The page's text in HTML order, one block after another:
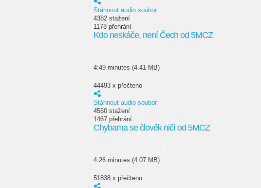
Stáhnout audio soubor
4382 stažení
1178 přehrání
Kdo neskáče, není Čech od 5MCZ
4:49 minutes (4.41 MB)
44493 x přečteno
Stáhnout audio soubor
4560 stažení
1467 přehrání
Chybama se člověk ničí od 5MCZ
4:26 minutes (4.07 MB)
51838 x přečteno